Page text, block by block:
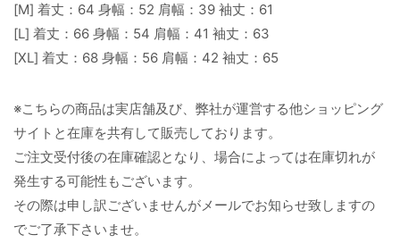
[M] 着丈：64 身幅：52 肩幅：39 袖丈：61
[L] 着丈：66 身幅：54 肩幅：41 袖丈：63
[XL] 着丈：68 身幅：56 肩幅：42 袖丈：65
※こちらの商品は実店舗及び、弊社が運営する他ショッピング
サイトと在庫を共有して販売しております。
ご注文受付後の在庫確認となり、場合によっては在庫切れが
発生する可能性もございます。
その際は申し訳ございませんがメールでお知らせ致しますの
でご了承下さいませ。